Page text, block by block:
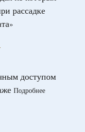
рассадке
доступом
Подробнее